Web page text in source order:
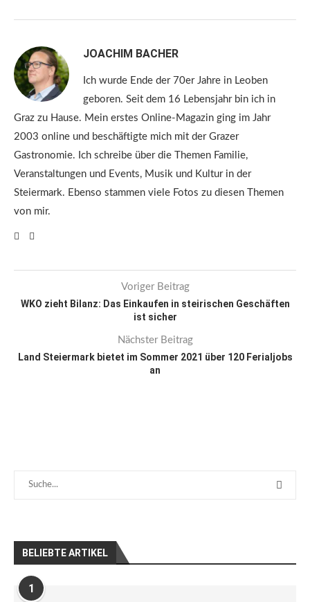
JOACHIM BACHER
Ich wurde Ende der 70er Jahre in Leoben
geboren. Seit dem 16 Lebensjahr bin ich in
Graz zu Hause. Mein erstes Online-Magazin ging im Jahr
2003 online und beschäftigte mich mit der Grazer
Gastronomie. Ich schreibe über die Themen Familie,
Veranstaltungen und Events, Musik und Kultur in der
Steiermark. Ebenso stammen viele Fotos zu diesen Themen
von mir.
Voriger Beitrag
WKO zieht Bilanz: Das Einkaufen in steirischen Geschäften
ist sicher
Nächster Beitrag
Land Steiermark bietet im Sommer 2021 über 120 Ferialjobs
an
BELIEBTE ARTIKEL
1